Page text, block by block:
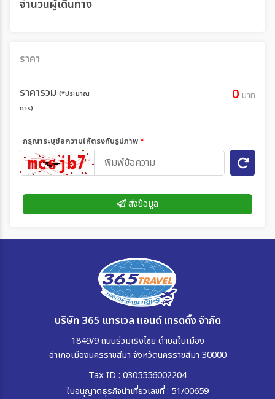
จำนวนผู้เดินทาง
ราคา
ราคารวม (*ประมาณ
การ)
0 บาท
กรุณาระบุข้อความให้ตรงกับรูปภาพ*
ส่งข้อมูล
บริษัท 365 แทรเวล แอนด์ เทรดดิ้ง จำกัด
1849/9 ถนนร่วมเริงไชย ตำบลในเมือง
อำเภอเมืองนครราชสีมา จังหวัดนครราชสีมา 30000
Tax ID : 0305556002204
ใบอนุญาตธุรกิจนำเที่ยวเลขที่ : 51/00659